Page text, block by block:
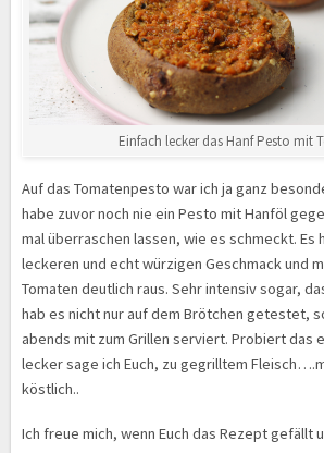
Einfach lecker das Hanf Pesto mit
Auf das Tomatenpesto war ich ja ganz
habe zuvor noch nie ein Pesto mit Hanföl
mal überraschen lassen, wie es schmeckt. Es
leckeren und echt würzigen Geschmack und
Tomaten deutlich raus. Sehr intensiv sogar,
hab es nicht nur auf dem Brötchen getestet,
abends mit zum Grillen serviert. Probiert das
lecker sage ich Euch, zu gegrilltem
köstlich..
Ich freue mich, wenn Euch das Rezept gefällt